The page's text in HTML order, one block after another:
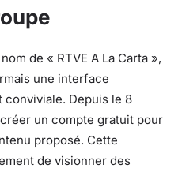
de « RTVE A La Carta »,
une interface
conviviale. Depuis le 8
un compte gratuit pour
proposé. Cette
de visionner des